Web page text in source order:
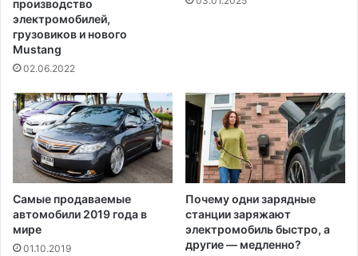
к
и
о
к
р
е
н
н
ы
м
ф
производство
электромобилей,
грузовиков и нового
Mustang
02.06.2022
Самые продаваемые
автомобили 2019 года в
мире
01.10.2019
Почему одни зарядные
станции заряжают
электромобиль быстро, а
другие — медленно?